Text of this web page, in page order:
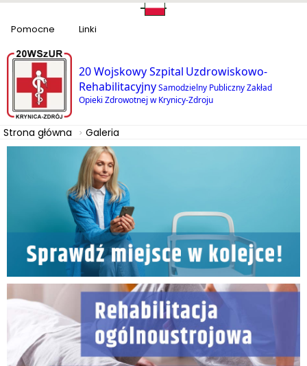
Pomocne Linki
20 Wojskowy Szpital Uzdrowiskowo-
RehabilitacyjnySamodzielny Publiczny Zakład
Opieki Zdrowotnej w Krynicy-Zdroju
Strona główna Galeria
SPRAWDŹ MIEJSCE W KOLEJCE